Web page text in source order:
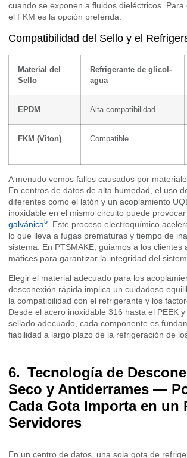
cuando se exponen a fluidos dieléctricos. Para
el FKM es la opción preferida.
Compatibilidad del Sello y el
Material del
Sello
Refrigerante de glicol-
agua
EPDM Alta compatibilidad
FKM (Viton) Compatible
A menudo vemos fallos causados por
En centros de datos de alta humedad, el uso
diferentes como el latón y un acoplamiento
inoxidable en el mismo circuito puede provocar
galvánica5
. Este proceso electroquímico
lo que lleva a fugas prematuras y tiempo de
sistema. En PTSMAKE, guiamos a los clientes
matices para garantizar la integridad del
Elegir el material adecuado para los
desconexión rápida implica un cuidadoso
la compatibilidad con el refrigerante y los
Desde el acero inoxidable 316 hasta el PEEK
sellado adecuado, cada componente es
fiabilidad a largo plazo de la refrigeración de
Tecnología de
Seco y Antiderrames —
Cada Gota Importa en un
Servidores
En un centro de datos, una sola gota de